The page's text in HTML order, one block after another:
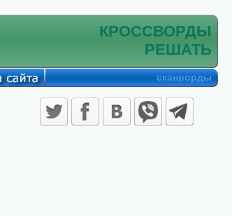
КРОССВОРДЫ
РЕШАТЬ
сканворды